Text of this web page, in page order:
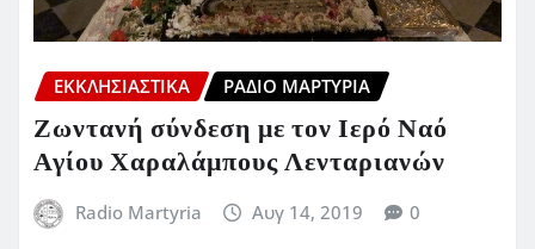
ΕΚΚΛΗΣΙΑΣΤΙΚΆ ΡΆΔΙΟ ΜΑΡΤΥΡΊΑ
Ζωντανή σύνδεση με τον Ιερό Ναό
Αγίου Χαραλάμπους Λενταριανών
Radio Martyria Αυγ 14, 2019 0